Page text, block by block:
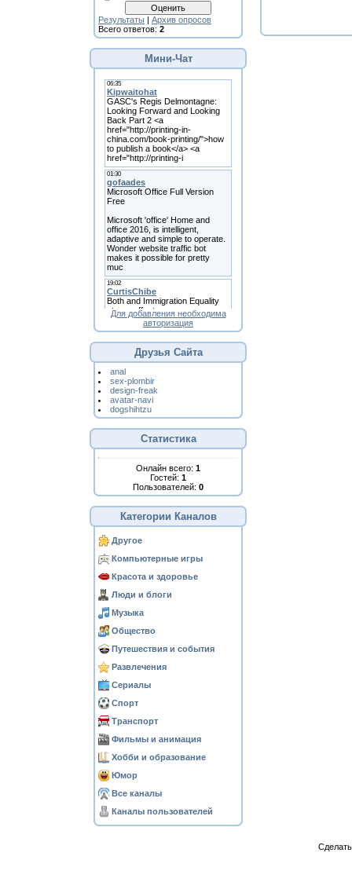
Результаты | Архив опросов
Всего ответов: 2
Мини-Чат
Для добавления необходима
авторизация
Друзья Сайта
anal
sex-plombir
design-freak
avatar-navi
dogshihtzu
Статистика
Онлайн всего: 1
Гостей: 1
Пользователей: 0
Категории Каналов
Другое
Компьютерные игры
Красота и здоровье
Люди и блоги
Музыка
Общество
Путешествия и события
Развлечения
Сериалы
Спорт
Транспорт
Фильмы и анимация
Хобби и образование
Юмор
Все каналы
Каналы пользователей